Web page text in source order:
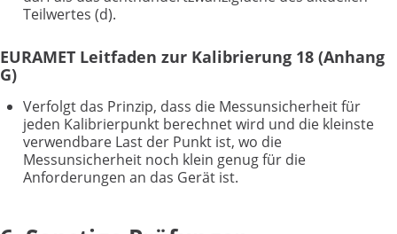
Teilwertes (d).
EURAMET Leitfaden zur Kalibrierung 18 (Anhang
G)
Verfolgt das Prinzip, dass die Messunsicherheit für
jeden Kalibrierpunkt berechnet wird und die kleinste
verwendbare Last der Punkt ist, wo die
Messunsicherheit noch klein genug für die
Anforderungen an das Gerät ist.